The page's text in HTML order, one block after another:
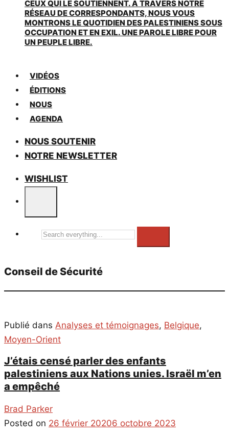
CEUX QUI LE SOUTIENNENT. A TRAVERS NOTRE
RÉSEAU DE CORRESPONDANTS, NOUS VOUS
MONTRONS LE QUOTIDIEN DES PALESTINIENS SOUS
OCCUPATION ET EN EXIL. UNE PAROLE LIBRE POUR
UN PEUPLE LIBRE.
VIDÉOS
ÉDITIONS
NOUS
AGENDA
NOUS SOUTENIR
NOTRE NEWSLETTER
WISHLIST
Search
Conseil de Sécurité
Publié dans Analyses et témoignages, Belgique,
Moyen-Orient
J’étais censé parler des enfants
palestiniens aux Nations unies. Israël m’en
a empêché
Brad Parker
Posted on 26 février 20206 octobre 2023